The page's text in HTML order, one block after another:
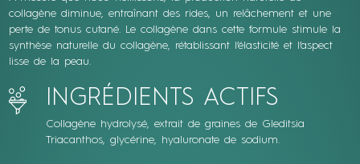
collagène diminue, entraînant des rides, un relâchement et une
perte de tonus cutané. Le collagène dans cette formule stimule la
synthèse naturelle du collagène, rétablissant l’élasticité et l’aspect
lisse de la peau.
INGRÉDIENTS ACTIFS
Collagène hydrolysé, extrait de graines de Gleditsia
Triacanthos, glycérine, hyaluronate de sodium.